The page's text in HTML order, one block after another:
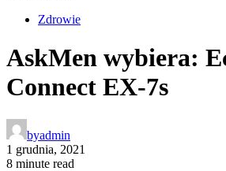
Zdrowie
AskMen wybiera:
Connect EX-7s
byadmin
1 grudnia, 2021
8 minute read